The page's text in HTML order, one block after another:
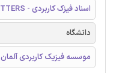
اسناد فیزک کاربردی - APPLIED PHYSICS LETTERS
دانشگاه
موسسه فیزیک کاربردی آلمان